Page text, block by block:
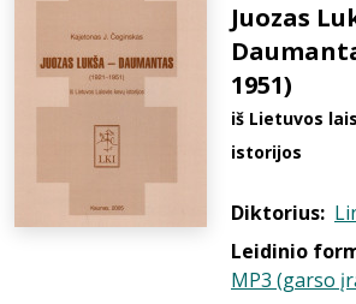
Juozas
1951)
iš Lietuvos
istorijos
Diktorius:
Leidinio
MP3 (garso